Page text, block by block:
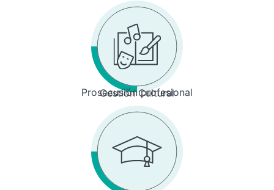
Prosecusión profesional
Gestión Cultural